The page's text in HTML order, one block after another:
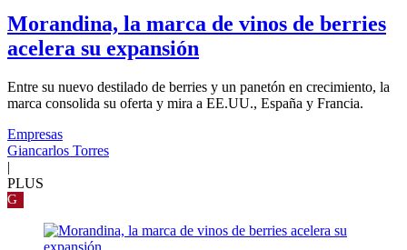
Morandina, la marca de vinos de berries
acelera su expansión
Entre su nuevo destilado de berries y un panetón en crecimiento, la
marca consolida su oferta y mira a EE.UU., España y Francia.
Empresas
Giancarlos Torres
|
PLUS
G